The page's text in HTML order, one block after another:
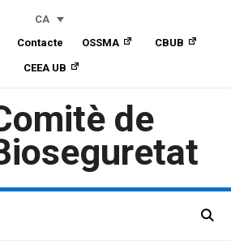
CA
Contacte OSSMA CBUB
CEEA UB
de